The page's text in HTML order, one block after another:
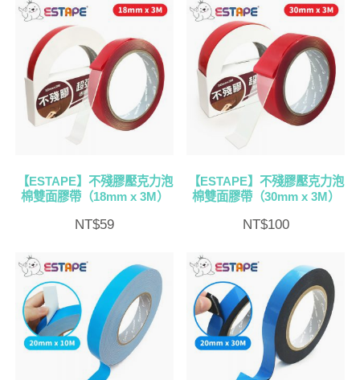
帶
製
新
項
目
序
【ESTAPE】不殘膠壓克力泡
棉雙面膠帶（18mm x 3M）
NT$59
【ESTAPE】不殘膠壓克力泡
棉雙面膠帶（30mm x 3M）
NT$100